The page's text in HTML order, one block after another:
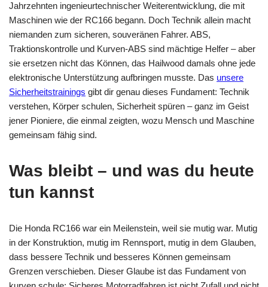
Jahrzehnten ingenieurtechnischer Weiterentwicklung, die mit
Maschinen wie der RC166 begann. Doch Technik allein macht
niemanden zum sicheren, souveränen Fahrer. ABS,
Traktionskontrolle und Kurven-ABS sind mächtige Helfer – aber
sie ersetzen nicht das Können, das Hailwood damals ohne jede
elektronische Unterstützung aufbringen musste. Das unsere
Sicherheitstrainings gibt dir genau dieses Fundament: Technik
verstehen, Körper schulen, Sicherheit spüren – ganz im Geist
jener Pioniere, die einmal zeigten, wozu Mensch und Maschine
gemeinsam fähig sind.
Was bleibt – und was du heute
tun kannst
Die Honda RC166 war ein Meilenstein, weil sie mutig war. Mutig
in der Konstruktion, mutig im Rennsport, mutig in dem Glauben,
dass bessere Technik und besseres Können gemeinsam
Grenzen verschieben. Dieser Glaube ist das Fundament von